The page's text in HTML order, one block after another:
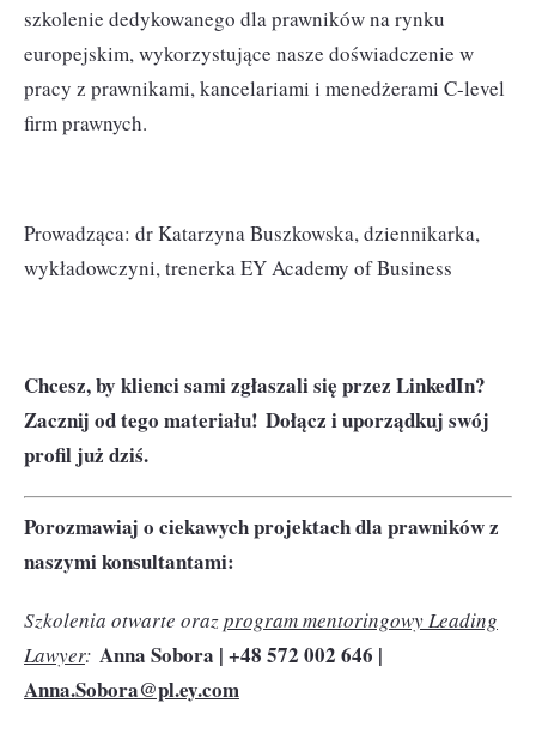
szkolenie dedykowanego dla prawników na rynku
europejskim, wykorzystujące nasze doświadczenie w
pracy z prawnikami, kancelariami i menedżerami C-level
firm prawnych.
Prowadząca: dr Katarzyna Buszkowska, dziennikarka,
wykładowczyni, trenerka EY Academy of Business
Chcesz, by klienci sami zgłaszali się przez LinkedIn?
Zacznij od tego materiału! Dołącz i uporządkuj swój
profil już dziś.
Porozmawiaj o ciekawych projektach dla prawników z
naszymi konsultantami:
Szkolenia otwarte orazprogram mentoringowy Leading
Lawyer: Anna Sobora | +48 572 002 646 |
Anna.Sobora@pl.ey.com